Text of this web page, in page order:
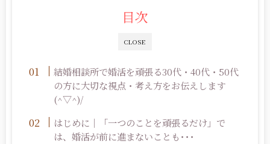
CLOSE
目次
結婚相談所で婚活を頑張る30代・40代・50代
の方に大切な視点・考え方をお伝えします
(^▽^)/
はじめに｜「一つのことを頑張るだけ」で
は、婚活が前に進まないことも･･･